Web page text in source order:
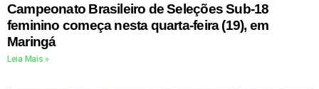
Campeonato Brasileiro de Seleções Sub-18
feminino começa nesta quarta-feira (19), em
Maringá
Leia Mais »